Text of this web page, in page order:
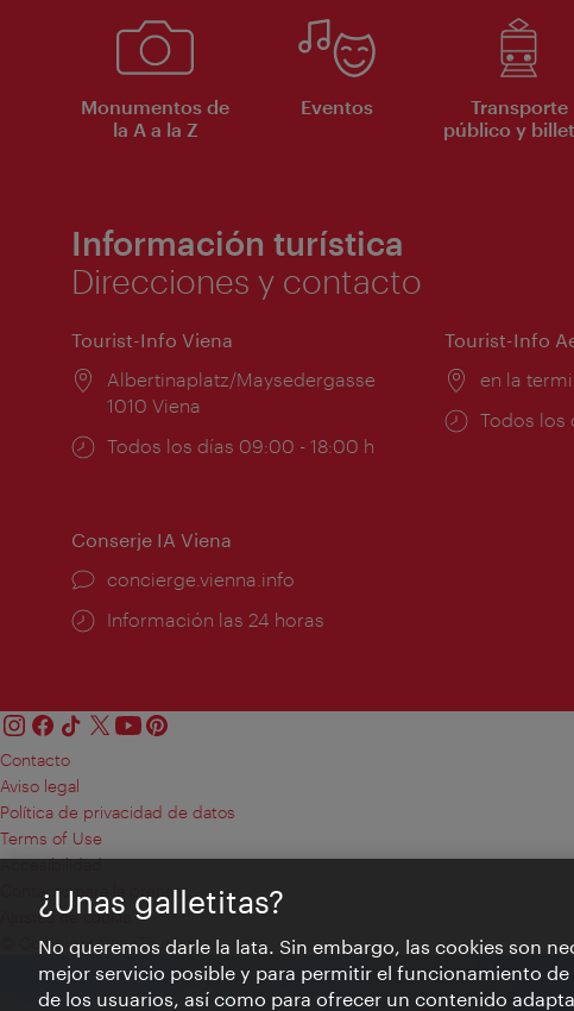
Monumentos de
la A a la Z
Eventos
Transporte
público y
Información turística
Direcciones y contacto
Tourist-Info Viena
Lugar:
Albertinaplatz/Maysedergasse
1010 Viena
Horarios
Todos los días 09:00 - 18:00 h
Tourist-Info
Lugar:
en la
Horarios
Todos los
Conserje IA Viena
concierge.vienna.info
Información las 24 horas
Contacto
Aviso legal
Política de privacidad de datos
Terms of Use
Accesibilidad
Contacto para la prensa
Ajustes de cookie
© Copyright WienTourismus
¿Unas galletitas?
No queremos darle la lata. Sin embargo, las cookies son
mejor servicio posible y para permitir el funcionamiento
de los usuarios, así como para ofrecer un contenido